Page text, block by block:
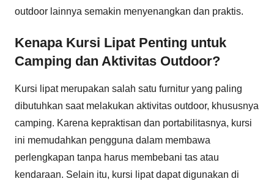
outdoor lainnya semakin menyenangkan dan praktis.
Kenapa Kursi Lipat Penting untuk
Camping dan Aktivitas Outdoor?
Kursi lipat merupakan salah satu furnitur yang paling
dibutuhkan saat melakukan aktivitas outdoor, khususnya
camping. Karena kepraktisan dan portabilitasnya, kursi
ini memudahkan pengguna dalam membawa
perlengkapan tanpa harus membebani tas atau
kendaraan. Selain itu, kursi lipat dapat digunakan di